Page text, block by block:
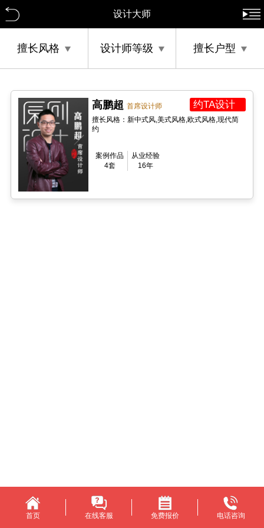
设计大师
擅长风格 设计师等级 擅长户型
高鹏超首席设计师 约TA设计
擅长风格：新中式风,美式风格,欧式风格,现代简
约
案例作品
4套
从业经验
16年
首页 在线客服 免费报价 电话咨询